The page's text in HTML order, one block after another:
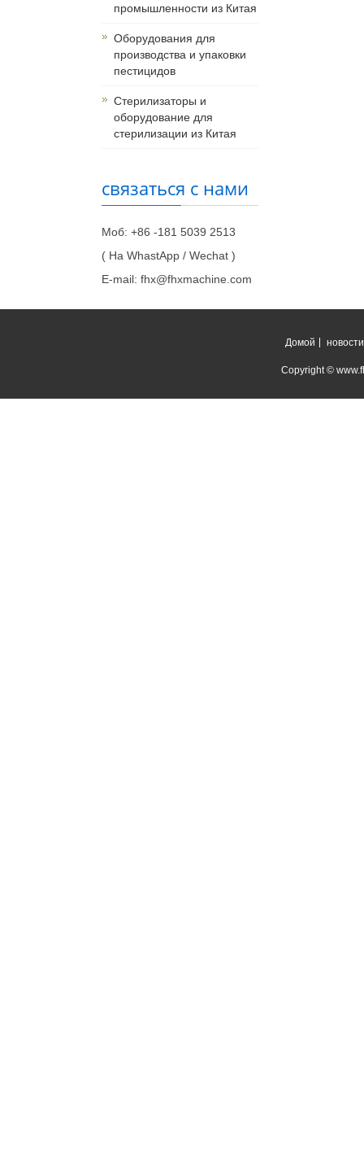
промышленности из Китая
Оборудования для
производства и упаковки
пестицидов
Стерилизаторы и
оборудование для
стерилизации из Китая
связаться с нами
Моб: +86 -181 5039 2513
( На WhastApp / Wechat )
E-mail: fhx@fhxmachine.com
Домой новости
Copyright ©